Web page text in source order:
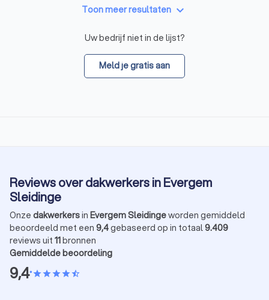
Toon meer resultaten keyboard_arrow_down
Uw bedrijf niet in de lijst?
Meld je gratis aan
Reviews over dakwerkers in Evergem
Sleidinge
Onze dakwerkersin Evergem Sleidingeworden gemiddeld
beoordeeld met een 9,4gebaseerd op in totaal9.409
reviews uit 11bronnen
Gemiddelde beoordeling
9,4•starstarstarstarstar_half